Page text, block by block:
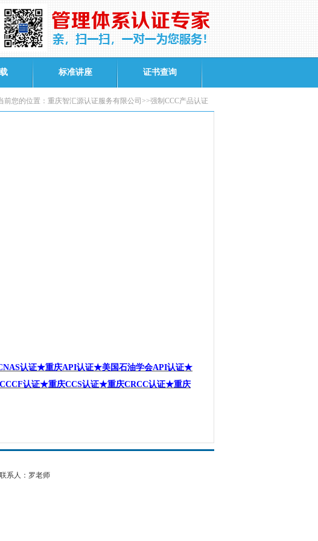
标准讲座 证书查询
前您的位置：重庆智汇源认证服务有限公司>>强制CCC产品认证
认证★重庆API认证★美国石油学会API认证★
CCCF认证★重庆CCS认证★重庆CRCC认证★重庆
系人：罗老师